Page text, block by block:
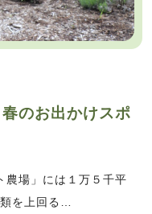
のお出かけスポ
農場」には１万５千平
を上回る…